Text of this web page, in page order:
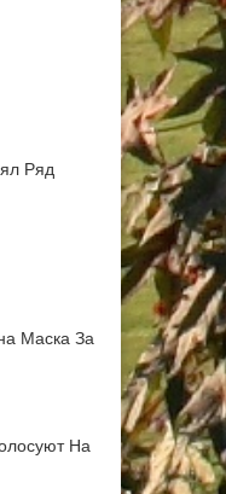
Ряд
Маска За
На